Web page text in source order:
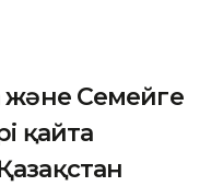
және Семейге
қайта